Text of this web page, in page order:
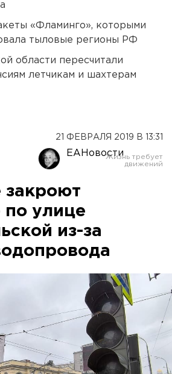
«Фламинго», которыми
тыловые регионы РФ
области пересчитали
летчикам и шахтерам
21 ФЕВРАЛЯ 2019 В 13:31
ЕАНовости
закроют
улице
из-за